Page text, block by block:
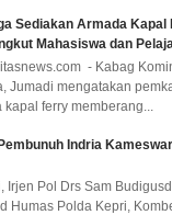
Sediakan Armada Kapal
Mahasiswa dan
- Kabag
Jumadi mengatakan
ferry memberang...
Indria
Irjen Pol Drs Sam
Humas Polda Kepri,